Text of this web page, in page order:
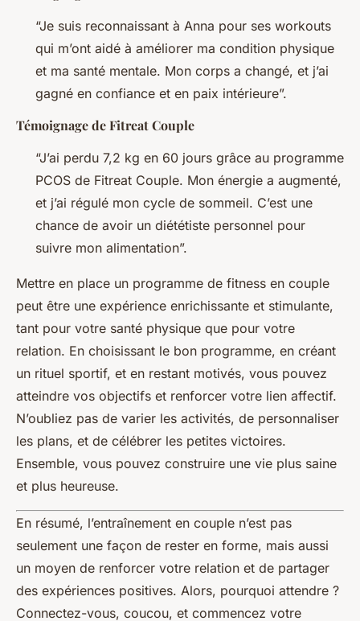
“Je suis reconnaissant à Anna pour ses workouts
qui m’ont aidé à améliorer ma condition physique
et ma santé mentale. Mon corps a changé, et j’ai
gagné en confiance et en paix intérieure”.
Témoignage de Fitreat Couple
“J’ai perdu 7,2 kg en 60 jours grâce au programme
PCOS de Fitreat Couple. Mon énergie a augmenté,
et j’ai régulé mon cycle de sommeil. C’est une
chance de avoir un diététiste personnel pour
suivre mon alimentation”.
Mettre en place un programme de fitness en couple
peut être une expérience enrichissante et stimulante,
tant pour votre santé physique que pour votre
relation. En choisissant le bon programme, en créant
un rituel sportif, et en restant motivés, vous pouvez
atteindre vos objectifs et renforcer votre lien affectif.
N’oubliez pas de varier les activités, de personnaliser
les plans, et de célébrer les petites victoires.
Ensemble, vous pouvez construire une vie plus saine
et plus heureuse.
En résumé, l’entraînement en couple n’est pas
seulement une façon de rester en forme, mais aussi
un moyen de renforcer votre relation et de partager
des expériences positives. Alors, pourquoi attendre ?
Connectez-vous, coucou, et commencez votre